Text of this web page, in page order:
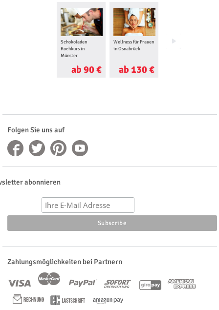
Schokoladen
Kochkurs in
Münster
ab 90 €
Wellness für Frauen
in Osnabrück
ab 130 €
Wellness für Zwei
Folgen Sie uns auf
abonnieren
Zahlungsmöglichkeiten bei Partnern